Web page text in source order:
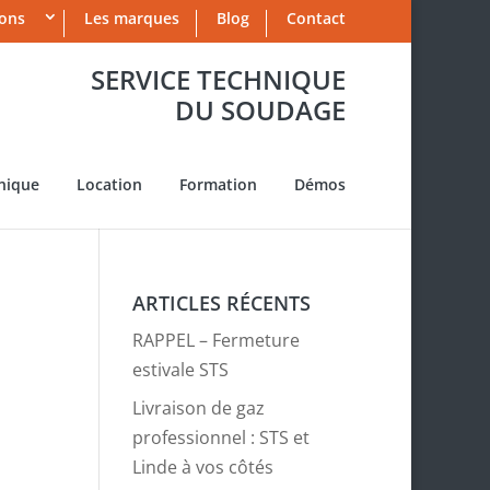
Les marques Blog Contact
Location Formation Démos
SERVICE TECHNIQUE
DU SOUDAGE
ARTICLES RÉCENTS
RAPPEL – Fermeture
estivale STS
Livraison de gaz
professionnel : STS et
Linde à vos côtés